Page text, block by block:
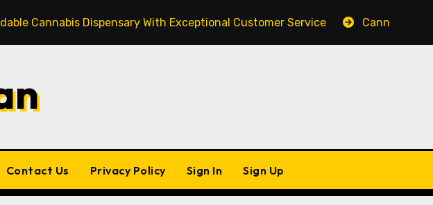
Dispensary With Exceptional Customer Service Cannabis
Contact Us Privacy Policy Sign In Sign Up